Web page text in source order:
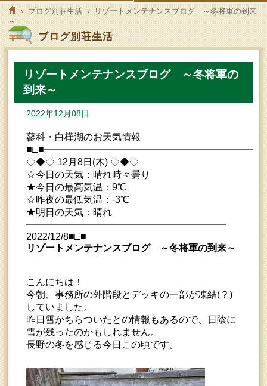
›ブログ別荘生活› リゾートメンテナンスブログ ～冬将軍の到来
～
ブログ別荘生活
リゾートメンテナンスブログ ～冬将軍の
到来～
2022年12月08日
蓼科・白樺湖のお天気情報
◇◆◇ 12月8日(木) ◇◆◇
☆今日の天気：晴れ時々曇り
★今日の最高気温：9℃
☆昨夜の最低気温：-3℃
★明日の天気：晴れ
━━━━━━━━━━━━━━━━━━━━━
2022/12/8■□■
リゾートメンテナンスブログ ～冬将軍の到来～
こんにちは！
今朝、事務所の外階段とデッキの一部が凍結(？)
していました。
昨日雪がちらついたとの情報もあるので、日陰に
雪が残ったのかもしれません。
長野の冬を感じる今日この頃です。